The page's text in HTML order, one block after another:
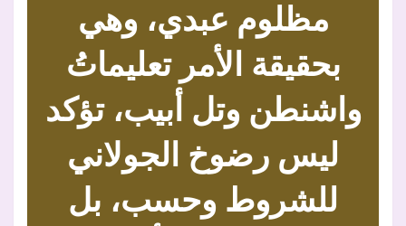
مظلوم عبدي، وهي
بحقيقة الأمر تعليماتُ
واشنطن وتل أبيب، تؤكد
ليس رضوخ الجولاني
للشروط وحسب، بل